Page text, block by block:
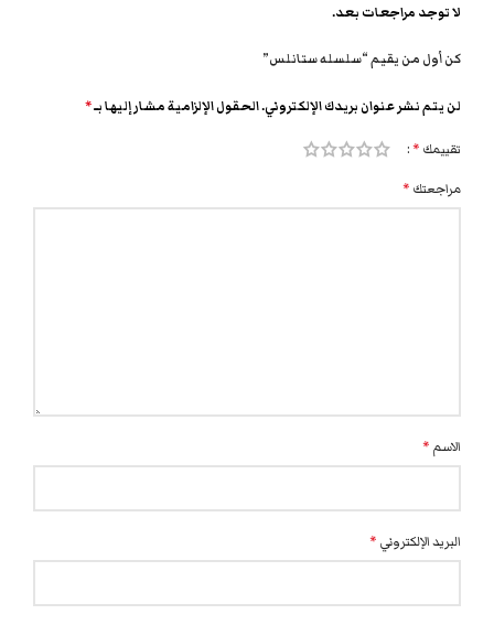
لا توجد مراجعات بعد.
كن أول من يقيم “سلسله ستانلس”
لن يتم نشر عنوان بريدك الإلكتروني.الحقول الإلزامية مشار إليها بـ*
تقييمك *
مراجعتك *
الاسم *
البريد الإلكتروني *